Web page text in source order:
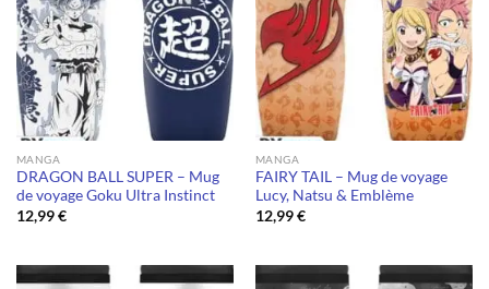
MANGA
DRAGON BALL SUPER – Mug
de voyage Goku Ultra Instinct
12,99€
MANGA
FAIRY TAIL – Mug de voyage
Lucy, Natsu & Emblème
12,99€